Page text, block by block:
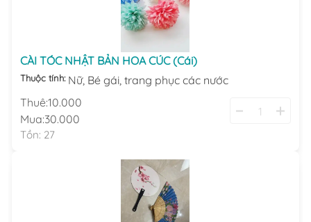
CÀI TÓC NHẬT BẢN HOA CÚC (Cái)
Thuộc tính: Nữ, Bé gái, trang phục các nước
Thuê:10.000
Mua:30.000
Tồn: 27